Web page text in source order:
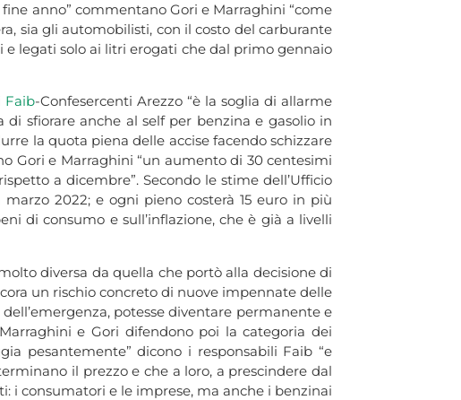
anno” commentano Gori e Marraghini “come
sia gli automobilisti, con il costo del carburante
legati solo ai litri erogati che dal primo gennaio
Faib-Confesercenti Arezzo “è la soglia di allarme
sfiorare anche al self per benzina e gasolio in
la quota piena delle accise facendo schizzare
Gori e Marraghini “un aumento di 30 centesimi
a dicembre”. Secondo le stime dell’Ufficio
2022; e ogni pieno costerà 15 euro in più
di consumo e sull’inflazione, che è già a livelli
diversa da quella che portò alla decisione di
un rischio concreto di nuove impennate delle
potesse diventare permanente e
e Gori difendono poi la categoria dei
pesantemente” dicono i responsabili Faib “e
il prezzo e che a loro, a prescindere dal
i consumatori e le imprese, ma anche i benzinai